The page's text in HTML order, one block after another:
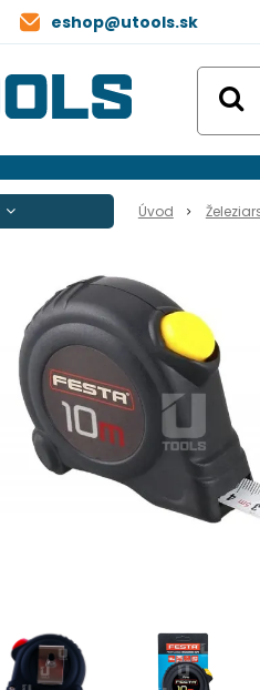
eshop@utools.sk
Úvod